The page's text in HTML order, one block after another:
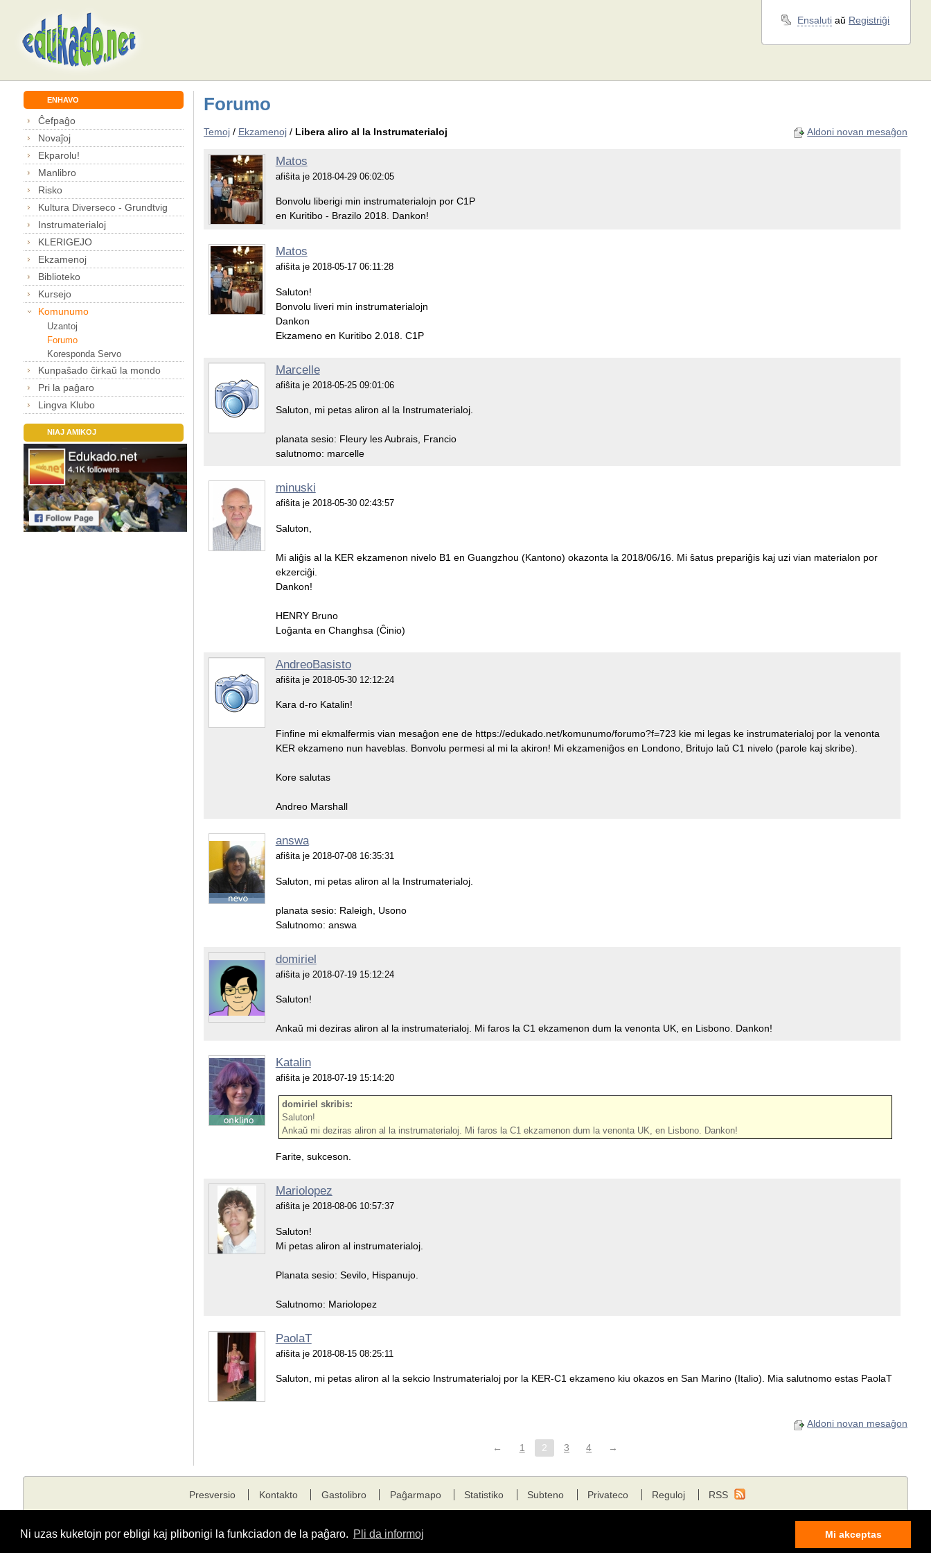
Ni uzas kuketojn por ebligi kaj plibonigi la funkciadon de la paĝaro. Pli da informoj Mi akceptas
Ensaluti aŭ Registriĝi
ENHAVO
Ĉefpaĝo
Novaĵoj
Ekparolu!
Manlibro
Risko
Kultura Diverseco - Grundtvig
Instrumaterialoj
KLERIGEJO
Ekzamenoj
Biblioteko
Kursejo
Komunumo
Uzantoj
Forumo
Koresponda Servo
Kunpaŝado ĉirkaŭ la mondo
Pri la paĝaro
Lingva Klubo
NIAJ AMIKOJ
Forumo
Aldoni novan mesaĝon
Temoj/ Ekzamenoj/ Libera aliro al la Instrumaterialoj
Matos
afiŝita je 2018-04-29 06:02:05
Bonvolu liberigi min instrumaterialojn por C1P
en Kuritibo - Brazilo 2018. Dankon!
Matos
afiŝita je 2018-05-17 06:11:28
Saluton!
Bonvolu liveri min instrumaterialojn
Dankon
Ekzameno en Kuritibo 2.018. C1P
Marcelle
afiŝita je 2018-05-25 09:01:06
Saluton, mi petas aliron al la Instrumaterialoj.
planata sesio: Fleury les Aubrais, Francio
salutnomo: marcelle
minuski
afiŝita je 2018-05-30 02:43:57
Saluton,
Mi aliĝis al la KER ekzamenon nivelo B1 en Guangzhou (Kantono) okazonta la 2018/06/16. Mi ŝatus prepariĝis kaj uzi vian materialon por
ekzerciĝi.
Dankon!
HENRY Bruno
Loĝanta en Changhsa (Ĉinio)
AndreoBasisto
afiŝita je 2018-05-30 12:12:24
Kara d-ro Katalin!
Finfine mi ekmalfermis vian mesaĝon ene de https://edukado.net/komunumo/forumo?f=723 kie mi legas ke instrumaterialoj por la venonta
KER ekzameno nun haveblas. Bonvolu permesi al mi la akiron! Mi ekzameniĝos en Londono, Britujo laŭ C1 nivelo (parole kaj skribe).
Kore salutas
Andreo Marshall
answa
afiŝita je 2018-07-08 16:35:31
Saluton, mi petas aliron al la Instrumaterialoj.
planata sesio: Raleigh, Usono
Salutnomo: answa
domiriel
afiŝita je 2018-07-19 15:12:24
Saluton!
Ankaŭ mi deziras aliron al la instrumaterialoj. Mi faros la C1 ekzamenon dum la venonta UK, en Lisbono. Dankon!
Katalin
afiŝita je 2018-07-19 15:14:20
domiriel skribis:
Saluton!
Ankaŭ mi deziras aliron al la instrumaterialoj. Mi faros la C1 ekzamenon dum la venonta UK, en Lisbono. Dankon!
Farite, sukceson.
Mariolopez
afiŝita je 2018-08-06 10:57:37
Saluton!
Mi petas aliron al instrumaterialoj.
Planata sesio: Sevilo, Hispanujo.
Salutnomo: Mariolopez
PaolaT
afiŝita je 2018-08-15 08:25:11
Saluton, mi petas aliron al la sekcio Instrumaterialoj por la KER-C1 ekzameno kiu okazos en San Marino (Italio). Mia salutnomo estas PaolaT
Aldoni novan mesaĝon
← 1 2 3 4 →
Presversio Kontakto Gastolibro Paĝarmapo Statistiko Subteno Privateco Reguloj RSS
Kopirajto © 2001 - 2026 edukado.net. Ĉiuj rajtoj rezervitaj.
Fondaĵo Edukado.net kunlabore kun